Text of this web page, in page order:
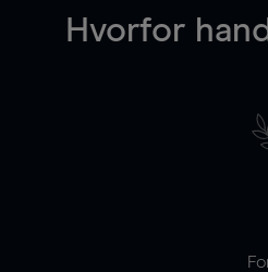
Hvorfor